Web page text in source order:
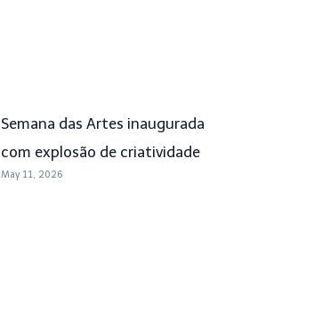
Semana das Artes inaugurada
com explosão de criatividade
May 11, 2026